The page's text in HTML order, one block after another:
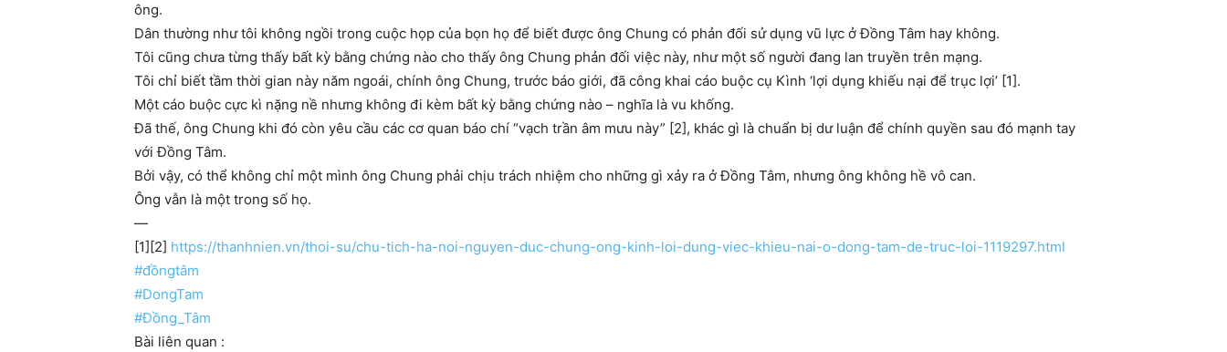
ông.
Dân thường như tôi không ngồi trong cuộc họp của bọn họ để biết được ông Chung có phản đối sử dụng vũ lực ở Đồng Tâm hay không.
Tôi cũng chưa từng thấy bất kỳ bằng chứng nào cho thấy ông Chung phản đối việc này, như một số người đang lan truyền trên mạng.
Tôi chỉ biết tầm thời gian này năm ngoái, chính ông Chung, trước báo giới, đã công khai cáo buộc cụ Kình ‘lợi dụng khiếu nại để trục lợi’ [1].
Một cáo buộc cực kì nặng nề nhưng không đi kèm bất kỳ bằng chứng nào – nghĩa là vu khống.
Đã thế, ông Chung khi đó còn yêu cầu các cơ quan báo chí “vạch trần âm mưu này” [2], khác gì là chuẩn bị dư luận để chính quyền sau đó mạnh tay
với Đồng Tâm.
Bởi vậy, có thể không chỉ một mình ông Chung phải chịu trách nhiệm cho những gì xảy ra ở Đồng Tâm, nhưng ông không hề vô can.
Ông vẫn là một trong số họ.
—
[1][2] https://thanhnien.vn/thoi-su/chu-tich-ha-noi-nguyen-duc-chung-ong-kinh-loi-dung-viec-khieu-nai-o-dong-tam-de-truc-loi-1119297.html
#đồngtâm
#DongTam
#Đồng_Tâm
Bài liên quan :